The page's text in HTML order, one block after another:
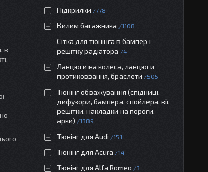
в
Підкрилки 778
Килим багажника 1108
Сітка для тюнінга в бампер і
решітку радіатора
4
Ланцюги на колеса, ланцюги
протиковзання, браслети
505
Тюнінг обважування (спідниці,
дифузори, бампера, спойлера, вії,
решітки, накладки на пороги,
арки)
1389
Тюнінг для Audi 151
Тюнінг для Acura 14
Тюнінг для Alfa Romeo 3